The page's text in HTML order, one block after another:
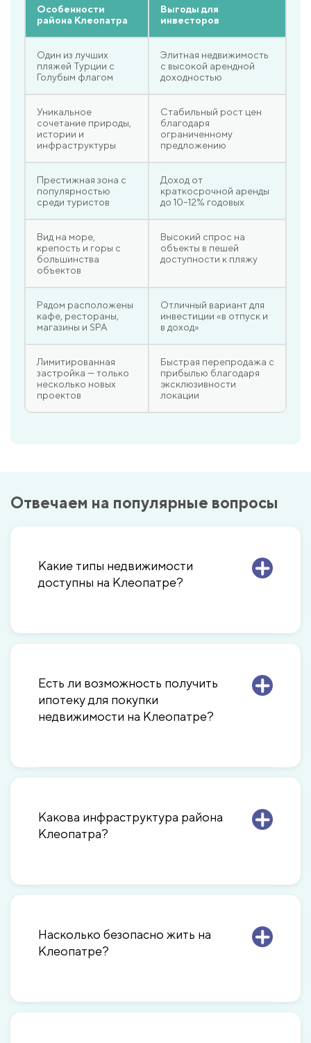
Особенности
района Клеопатра
Выгоды для
инвесторов
Один из лучших
пляжей Турции с
Голубым флагом
Элитная недвижимость
с высокой арендной
доходностью
Уникальное
сочетание природы,
истории и
инфраструктуры
Стабильный рост цен
благодаря
ограниченному
предложению
Престижная зона с
популярностью
среди туристов
Доход от
краткосрочной аренды
до 10–12% годовых
Вид на море,
крепость и горы с
большинства
объектов
Высокий спрос на
объекты в пешей
доступности к пляжу
Рядом расположены
кафе, рестораны,
магазины и SPA
Отличный вариант для
инвестиции «в отпуск и
в доход»
Лимитированная
застройка — только
несколько новых
проектов
Быстрая перепродажа с
прибылью благодаря
эксклюзивности
локации
Отвечаем на популярные вопросы
Какие типы недвижимости
доступны на Клеопатре?
Есть ли возможность получить
ипотеку для покупки
недвижимости на Клеопатре?
Какова инфраструктура района
Клеопатра?
Насколько безопасно жить на
Клеопатре?